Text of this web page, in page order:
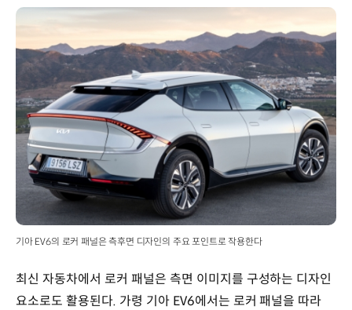
기아 EV6의 로커 패널은 측후면 디자인의 주요 포인트로 작용한다
최신 자동차에서 로커 패널은 측면 이미지를 구성하는 디자인
요소로도 활용된다. 가령 기아 EV6에서는 로커 패널을 따라